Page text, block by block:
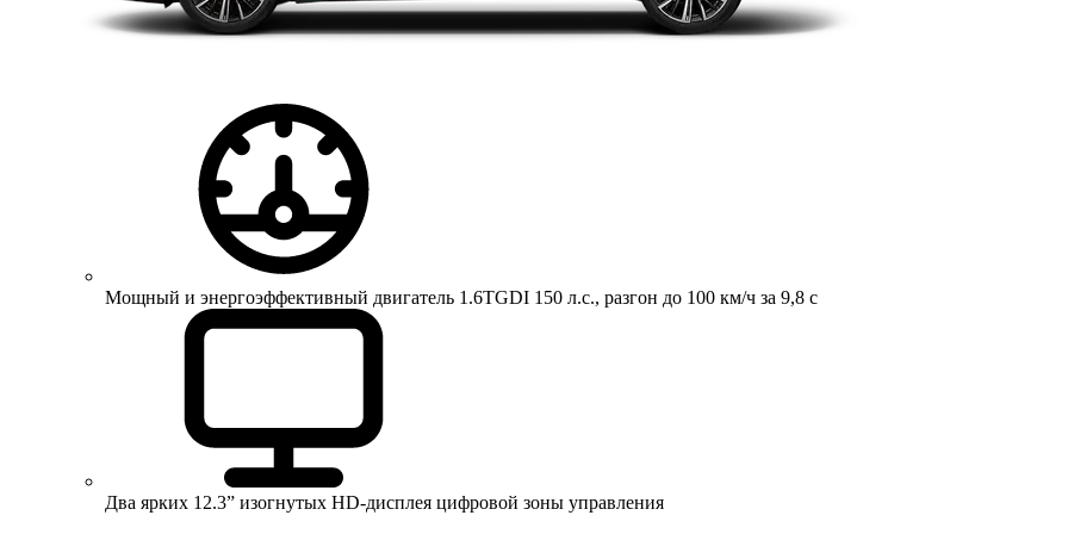
Мощный и энергоэффективный двигатель 1.6TGDI 150 л.с., разгон до 100 км/ч за 9,8 с
Два ярких 12.3” изогнутых HD-дисплея цифровой зоны управления